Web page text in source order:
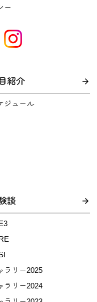
ー
紹介
ジュール
談
ラリー2025
ラリー2024